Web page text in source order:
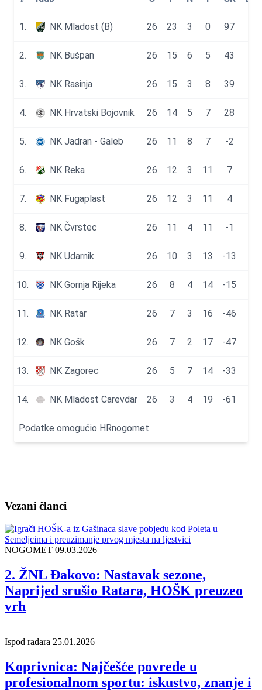
Vezani članci
NOGOMET 09.03.2026
2. ŽNL Đakovo: Nastavak sezone,
Naprijed srušio Ratara, HOŠK preuzeo
vrh
Ispod radara 25.01.2026
Koprivnica: Najčešće povrede u
profesionalnom sportu: iskustvo, znanje i